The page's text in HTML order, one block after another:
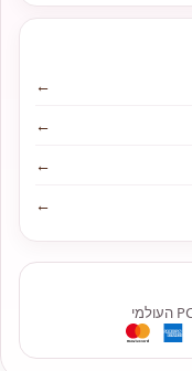
←
←
←
←